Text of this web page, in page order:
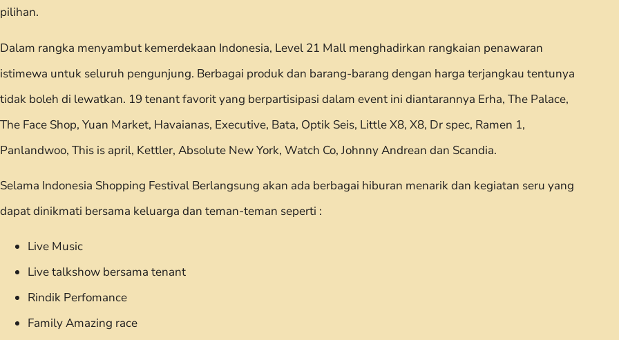
pilihan.
Dalam rangka menyambut kemerdekaan Indonesia, Level 21 Mall menghadirkan rangkaian penawaran
istimewa untuk seluruh pengunjung. Berbagai produk dan barang-barang dengan harga terjangkau tentunya
tidak boleh di lewatkan. 19 tenant favorit yang berpartisipasi dalam event ini diantarannya Erha, The Palace,
The Face Shop, Yuan Market, Havaianas, Executive, Bata, Optik Seis, Little X8, X8, Dr spec, Ramen 1,
Panlandwoo, This is april, Kettler, Absolute New York, Watch Co, Johnny Andrean dan Scandia.
Selama Indonesia Shopping Festival Berlangsung akan ada berbagai hiburan menarik dan kegiatan seru yang
dapat dinikmati bersama keluarga dan teman-teman seperti :
Live Music
Live talkshow bersama tenant
Rindik Perfomance
Family Amazing race